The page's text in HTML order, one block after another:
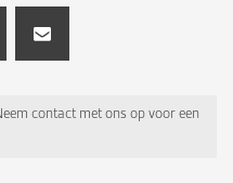
contact met ons op voor een